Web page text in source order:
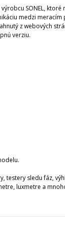
SONEL,
medzi meracím
z webových
verziu.
testery sledu fáz,
luxmetre a